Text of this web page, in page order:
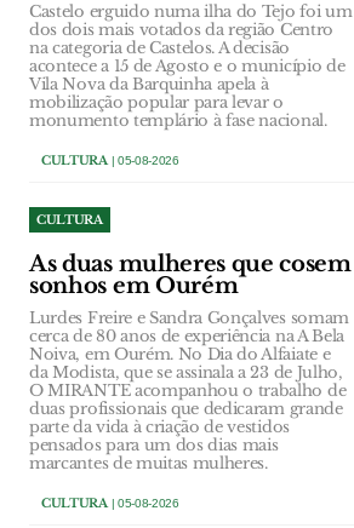
Castelo erguido numa ilha do Tejo foi um
dos dois mais votados da região Centro
na categoria de Castelos. A decisão
acontece a 15 de Agosto e o município de
Vila Nova da Barquinha apela à
mobilização popular para levar o
monumento templário à fase nacional.
CULTURA| 05-08-2026
CULTURA
As duas mulheres que cosem
sonhos em Ourém
Lurdes Freire e Sandra Gonçalves somam
cerca de 80 anos de experiência na A Bela
Noiva, em Ourém. No Dia do Alfaiate e
da Modista, que se assinala a 23 de Julho,
O MIRANTE acompanhou o trabalho de
duas profissionais que dedicaram grande
parte da vida à criação de vestidos
pensados para um dos dias mais
marcantes de muitas mulheres.
CULTURA| 05-08-2026